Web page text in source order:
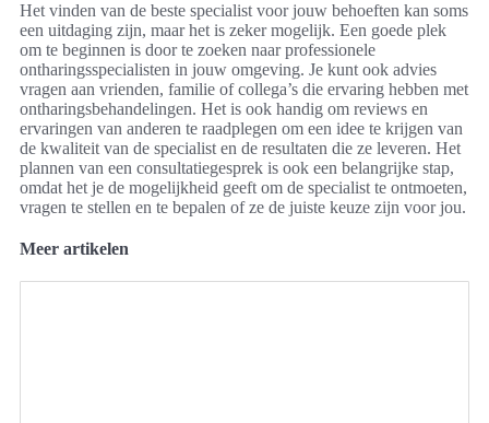
Het vinden van de beste specialist voor jouw behoeften kan soms
een uitdaging zijn, maar het is zeker mogelijk. Een goede plek
om te beginnen is door te zoeken naar professionele
ontharingsspecialisten in jouw omgeving. Je kunt ook advies
vragen aan vrienden, familie of collega’s die ervaring hebben met
ontharingsbehandelingen. Het is ook handig om reviews en
ervaringen van anderen te raadplegen om een idee te krijgen van
de kwaliteit van de specialist en de resultaten die ze leveren. Het
plannen van een consultatiegesprek is ook een belangrijke stap,
omdat het je de mogelijkheid geeft om de specialist te ontmoeten,
vragen te stellen en te bepalen of ze de juiste keuze zijn voor jou.
Meer artikelen